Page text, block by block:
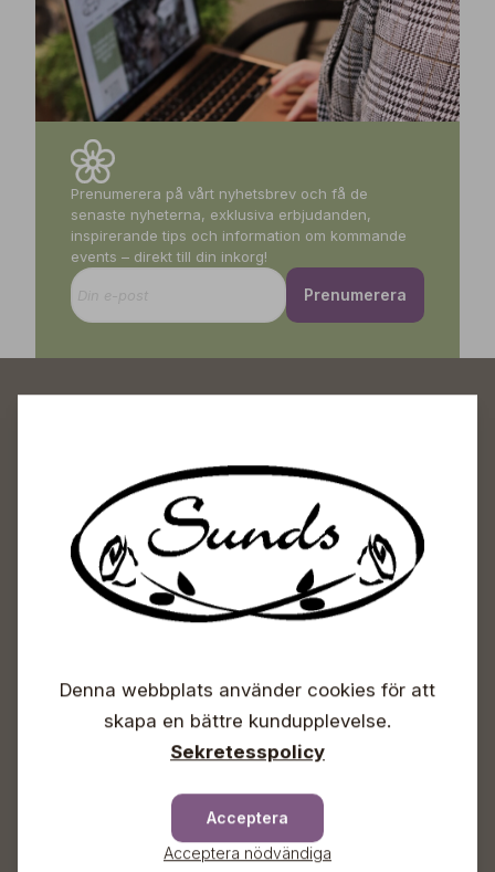
Prenumerera på vårt nyhetsbrev och få de
senaste nyheterna, exklusiva erbjudanden,
inspirerande tips och information om kommande
events – direkt till din inkorg!
Prenumerera
Sunds Trädgårdscenter
Öppet
Vardagar 09-18
Info & växel
+358 50 388 9592
Denna webbplats använder cookies för att
skapa en bättre kundupplevelse.
Sekretesspolicy
Acceptera
Acceptera nödvändiga